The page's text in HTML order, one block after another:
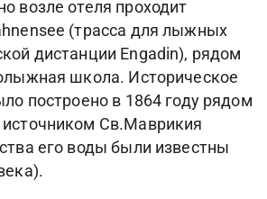
возле отеля проходит
(трасса для лыжных
дистанции Engadin), рядом
школа. Историческое
построено в 1864 году рядом
Св.Маврикия
его воды были известны